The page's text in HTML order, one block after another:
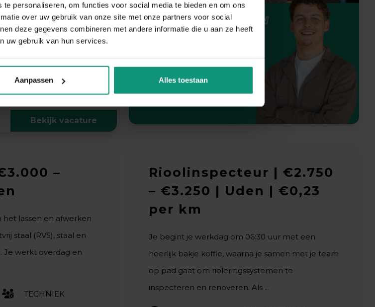
personaliseren, om functies voor social media te bieden en om ons
over uw gebruik van onze site met onze partners voor social
deze gegevens combineren met andere informatie die u aan ze heeft
uw gebruik van hun services.
Aanpassen Alles toestaan
ruimtelijk inzicht
juiste maat en soort
b...
BOUW
EINDHOVEN
Bekijk vacature
VRAGEN OVER EEN
VACATURE?
APP MET NIELS
–
het lassen en afwerken
staal (RVS), staal en
Je werkt overdag en
TECHNIEK
Rioolinspecteur | €2.750
– €3.250 | Uden | €0,23
per km
Je begint je werkdag om 06:30 uur met een
heerlijk bakje koffie, waarna je samen met je team
op pad gaat om rioleringssystemen te
inspecteren en renoveren. Als ...